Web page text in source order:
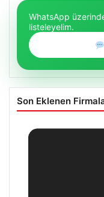
WhatsApp
listeleyelim.
Son Eklenen